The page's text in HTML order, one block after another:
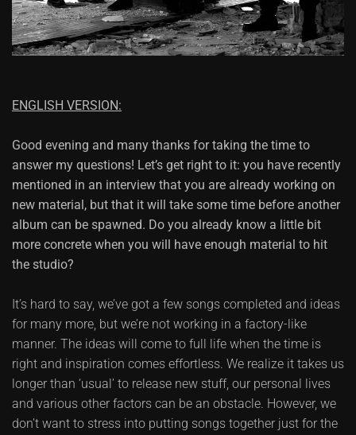
ENGLISH VERSION:
Good evening and many thanks for taking the time to
answer my questions! Let’s get right to it: you have recently
mentioned in an interview that you are already working on
new material, but that it will take some time before another
album can be spawned. Do you already know a little bit
more concrete when you will have enough material to hit
the studio?
It’s hard to say, we’ve got a few songs completed and ideas
for many more, but we’re not working in a factory-like
manner. The ideas will come to full life when the time is
right and inspiration comes effortless. We realize it takes us
longer than ‘usual’ to release new stuff, our personal lives
and various other factors can be an obstacle. However, we
don’t want to stress into putting songs together just for the